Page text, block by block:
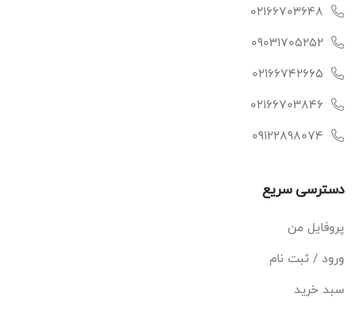
02166703648
09031705252
02166742665
02166703846
09122898074
دسترسی سریع
پروفایل من
ورود / ثبت نام
سبد خرید